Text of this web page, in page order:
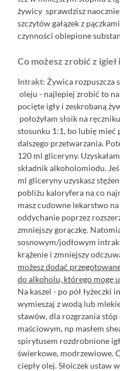
żywicy sprawdzisz
szczytów gałązek z
czynności oblepione
Co możesz zrobić z
Intrakt: Żywica rozpuszcza
oleju - najlepiej zrobić to
pocięte igły i zeskrobaną
położyłam słoik na
stosunku 1:1, bo lubię
dalszego przetwarzania.
120 ml gliceryny.
składnik alkoholomiodu.
ml gliceryny uzyskasz
pobliżu kaloryfera na co
masz cudowne lekarstwo
oddychanie poprzez
zmniejszy gorączkę.
sosnowym/jodłowym
krążenie i zmniejszy
możesz dodać
do alkoholu, którego mogę
Na kaszel - po pół
wymieszaj z wodą lub
stawów, dla rozgrzania stóp
maściowym, np masłem
spirytusem rozdrobnione
świerkowe, modrzewiowe.
ciepły olej. Słoiczek ustaw